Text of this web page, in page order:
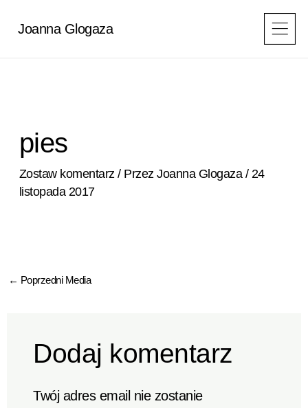
Joanna Glogaza
pies
Zostaw komentarz / PrzezJoanna Glogaza / 24
listopada 2017
← Poprzedni Media
Dodaj komentarz
Twój adres email nie zostanie